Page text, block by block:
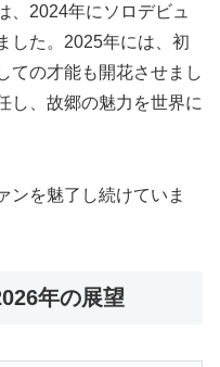
、2024年にソロデビュ
した。2025年には、初
ての才能も開花させまし
し、故郷の魅力を世界に
ンを魅了し続けていま
年の展望